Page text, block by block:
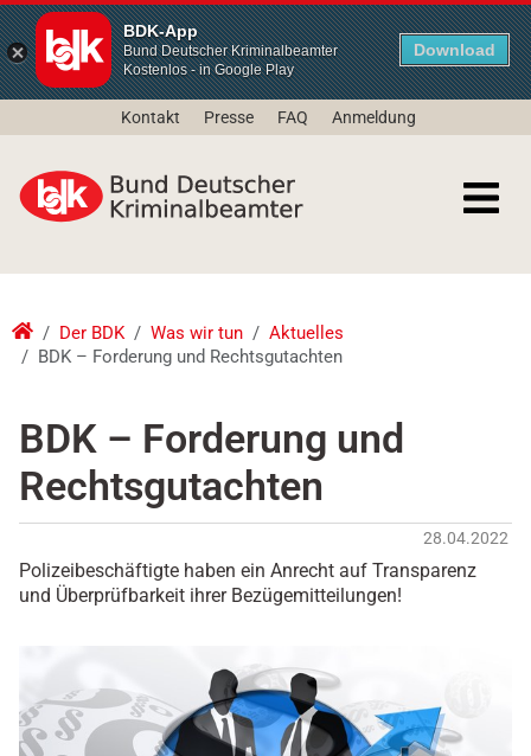
BDK-App
Bund Deutscher Kriminalbeamter
Kostenlos - in Google Play
Download
Kontakt Presse FAQ Anmeldung
Der BDK Was wir tun
Aktuelles
BDK – Forderung und Rechtsgutachten
BDK – Forderung und
Rechtsgutachten
28.04.2022
Polizeibeschäftigte haben ein Anrecht auf Transparenz
und Überprüfbarkeit ihrer Bezügemitteilungen!